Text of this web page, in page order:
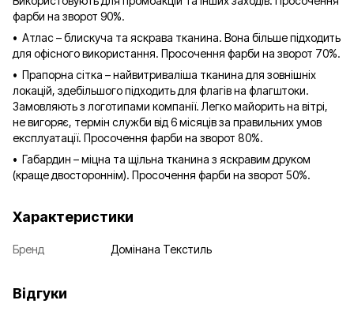
фарби на зворот 90%.
• Атлас – блискуча та яскрава тканина. Вона більше підходить
для офісного використання. Просочення фарби на зворот 70%.
• Прапорна сітка – найвитриваліша тканина для зовнішніх
локацій, здебільшого підходить для флагів на флагштоки.
Замовляють з логотипами компанії. Легко майорить на вітрі,
не вигоряє, термін служби від 6 місяців за правильних умов
експлуатації. Просочення фарби на зворот 80%.
• Габардин – міцна та щільна тканина з яскравим друком
(краще двостороннім). Просочення фарби на зворот 50%.
Характеристики
Бренд Домінана Текстиль
Відгуки